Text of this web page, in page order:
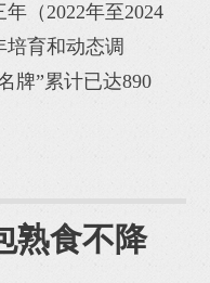
（2022年至2024
育和动态调
牌”累计已达890
熟食不降